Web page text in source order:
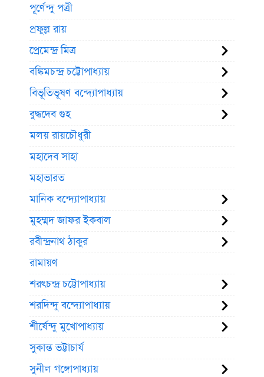
পূর্ণেন্দু পত্রী
প্রফুল্ল রায়
প্রেমেন্দ্র মিত্র
বঙ্কিমচন্দ্র চট্টোপাধ্যায়
বিভূতিভূষণ বন্দ্যোপাধ্যায়
বুদ্ধদেব গুহ
মলয় রায়চৌধুরী
মহাদেব সাহা
মহাভারত
মানিক বন্দ্যোপাধ্যায়
মুহম্মদ জাফর ইকবাল
রবীন্দ্রনাথ ঠাকুর
রামায়ণ
শরৎচন্দ্র চট্টোপাধ্যায়
শরদিন্দু বন্দ্যোপাধ্যায়
শীর্ষেন্দু মুখোপাধ্যায়
সুকান্ত ভট্টাচার্য
সুনীল গঙ্গোপাধ্যায়